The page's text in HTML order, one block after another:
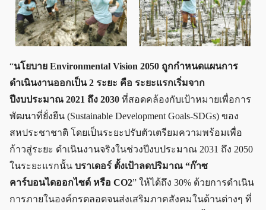
“นโยบาย Environmental Vision 2050 ถูกกำหนดแผนการ
ดำเนินงานออกเป็น 2 ระยะ คือ ระยะแรกเริ่มจาก
ปีงบประมาณ 2021 ถึง 2030 ที่สอดคล้องกับเป้าหมายเพื่อการ
พัฒนาที่ยั่งยืน (Sustainable Development Goals-SDGs) ของ
สหประชาชาติ โดยเป็นระยะปรับตัวเตรียมความพร้อมเพื่อ
ก้าวสู่ระยะ ดำเนินงานจริงในช่วงปีงบประมาณ 2031 ถึง 2050
ในระยะแรกนั้น บราเดอร์ ตั้งเป้าลดปริมาณ “ก๊าซ
คาร์บอนไดออกไซด์ หรือ CO2” ให้ได้ถึง 30% ด้วยการดำเนิน
การภายในองค์กรตลอดจนส่งเสริมภาคสังคมในด้านต่างๆ ที่